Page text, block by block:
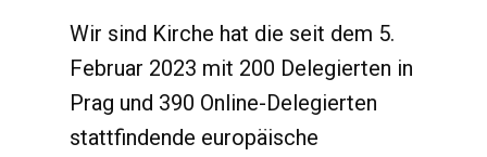
Wir sind Kirche hat die seit dem 5.
Februar 2023 mit 200 Delegierten in
Prag und 390 Online-Delegierten
stattfindende europäische